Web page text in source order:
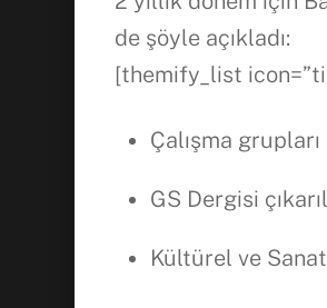
de şöyle açıkladı:
[themify_list
Çalışma
GS Dergisi
Kültürel ve